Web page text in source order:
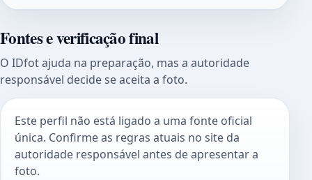
Fontes e verificação final
O IDfot ajuda na preparação, mas a autoridade
responsável decide se aceita a foto.
Este perfil não está ligado a uma fonte oficial
única. Confirme as regras atuais no site da
autoridade responsável antes de apresentar a
foto.